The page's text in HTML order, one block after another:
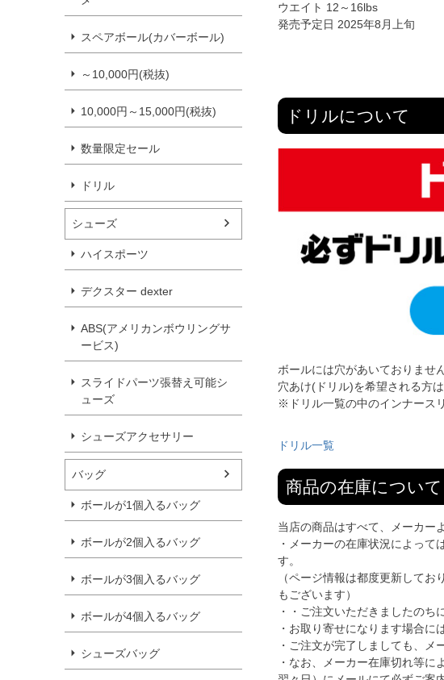
スペアボール(カバーボール)
～10,000円(税抜)
10,000円～15,000円(税抜)
数量限定セール
ドリル
シューズ
ハイスポーツ
デクスター dexter
ABS(アメリカンボウリングサ
ービス)
スライドパーツ張替え可能シ
ューズ
シューズアクセサリー
バッグ
ボールが1個入るバッグ
ボールが2個入るバッグ
ボールが3個入るバッグ
ボールが4個入るバッグ
シューズバッグ
ウエイト 12～16lbs
発売予定日 2025年8月上旬
ドリルについて
ボールには穴があいておりません
穴あけ(ドリル)を希望される方
※ドリル一覧の中のインナース
ドリル一覧
商品の在庫について
当店の商品はすべて、メーカー
・メーカーの在庫状況によっ
す。
（ページ情報は都度更新して
もございます）
・・ご注文いただきましたのち
・お取り寄せになります場合に
・ご注文が完了しましても、メ
・なお、メーカー在庫切れ等